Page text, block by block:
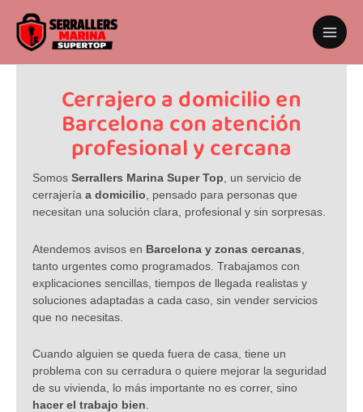
contenido
Cerrajero a domicilio en
Barcelona con atención
profesional y cercana
Somos Serrallers Marina Super Top , un servicio de
cerrajería a domicilio , pensado para personas que
necesitan una solución clara, profesional y sin sorpresas.
Atendemos avisos en Barcelona y zonas cercanas
tanto urgentes como programados. Trabajamos con
explicaciones sencillas, tiempos de llegada realistas y
soluciones adaptadas a cada caso, sin vender servicios
que no necesitas.
Cuando alguien se queda fuera de casa, tiene un
problema con su cerradura o quiere mejorar la seguridad
de su vivienda, lo más importante no es correr, sino
hacer el trabajo bien